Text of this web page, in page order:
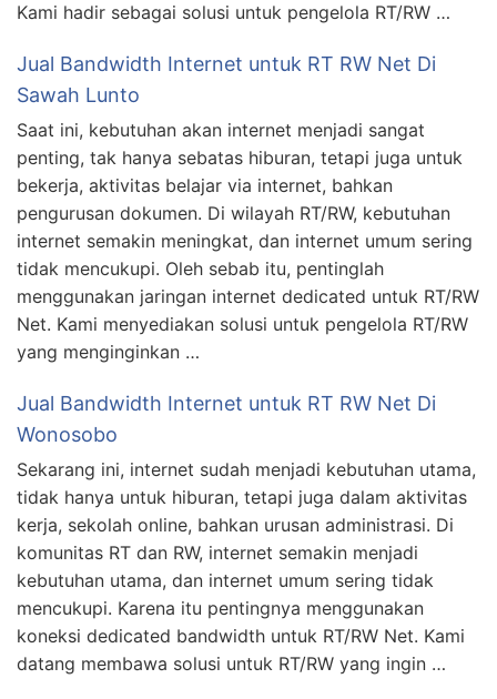
Kami hadir sebagai solusi untuk pengelola RT/RW …
Jual Bandwidth Internet untuk RT RW Net Di
Sawah Lunto
Saat ini, kebutuhan akan internet menjadi sangat
penting, tak hanya sebatas hiburan, tetapi juga untuk
bekerja, aktivitas belajar via internet, bahkan
pengurusan dokumen. Di wilayah RT/RW, kebutuhan
internet semakin meningkat, dan internet umum sering
tidak mencukupi. Oleh sebab itu, pentinglah
menggunakan jaringan internet dedicated untuk RT/RW
Net. Kami menyediakan solusi untuk pengelola RT/RW
yang menginginkan …
Jual Bandwidth Internet untuk RT RW Net Di
Wonosobo
Sekarang ini, internet sudah menjadi kebutuhan utama,
tidak hanya untuk hiburan, tetapi juga dalam aktivitas
kerja, sekolah online, bahkan urusan administrasi. Di
komunitas RT dan RW, internet semakin menjadi
kebutuhan utama, dan internet umum sering tidak
mencukupi. Karena itu pentingnya menggunakan
koneksi dedicated bandwidth untuk RT/RW Net. Kami
datang membawa solusi untuk RT/RW yang ingin …